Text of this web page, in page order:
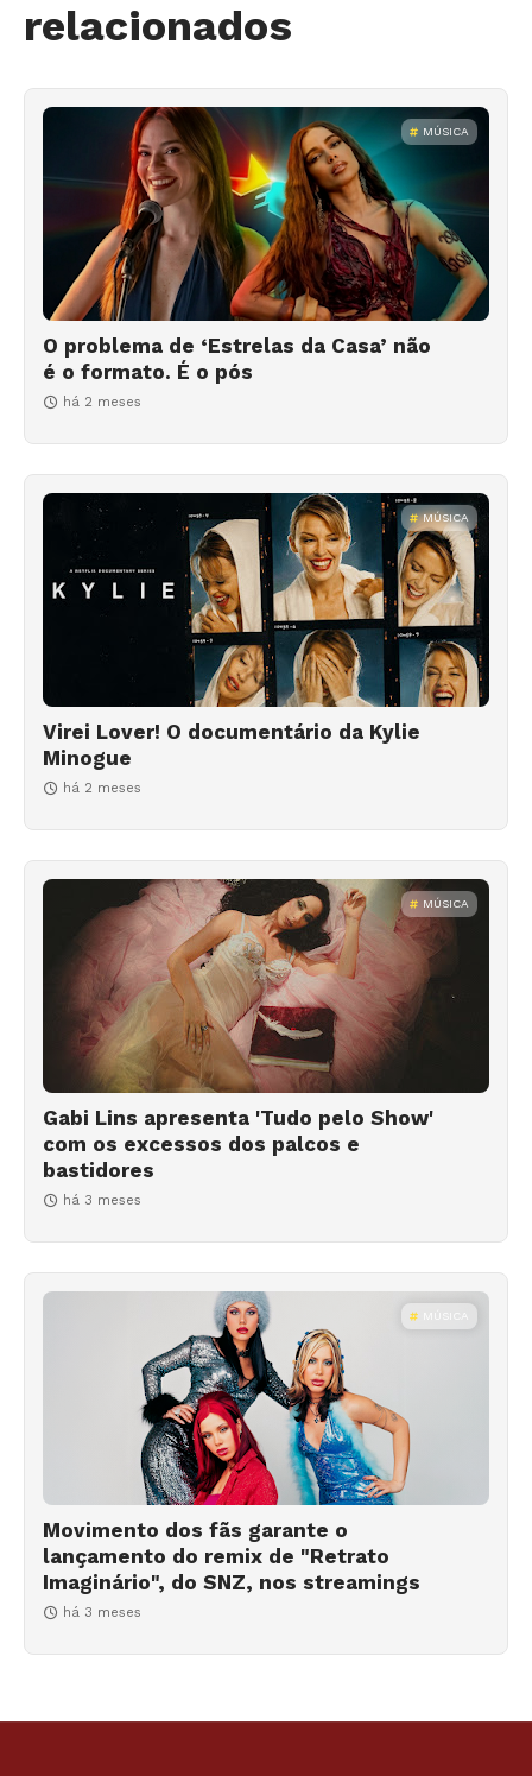
relacionados
MÚSICA
O problema de ‘Estrelas da Casa’ não
é o formato. É o pós
há 2 meses
MÚSICA
Virei Lover! O documentário da Kylie
Minogue
há 2 meses
MÚSICA
Gabi Lins apresenta 'Tudo pelo Show'
com os excessos dos palcos e
bastidores
há 3 meses
MÚSICA
Movimento dos fãs garante o
lançamento do remix de "Retrato
Imaginário", do SNZ, nos streamings
há 3 meses